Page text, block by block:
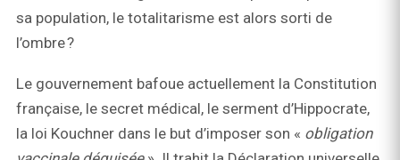
sa population, le totalitarisme est alors sorti de
l’ombre ?
Le gouvernement bafoue actuellement la Constitution
française, le secret médical, le serment d’Hippocrate,
la loi Kouchner dans le but d’imposer son « obligation